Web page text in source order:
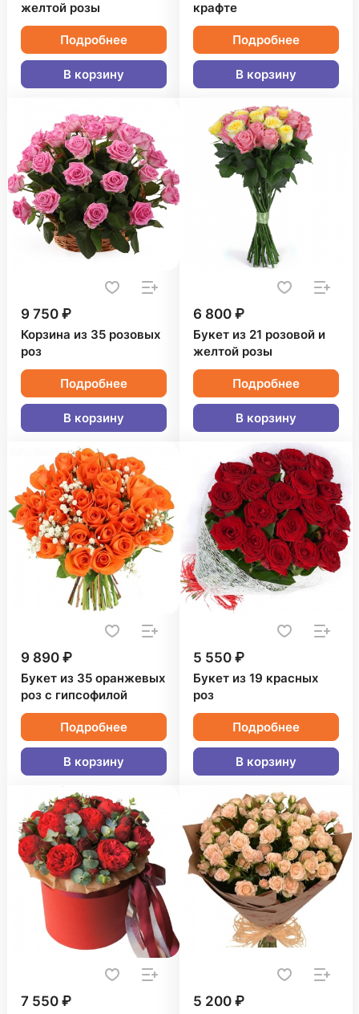
желтой розы
Подробнее
В корзину
крафте
Подробнее
В корзину
9 750 ₽
Корзина из 35 розовых
роз
Подробнее
В корзину
6 800 ₽
Букет из 21 розовой и
желтой розы
Подробнее
В корзину
9 890 ₽
Букет из 35 оранжевых
роз с гипсофилой
Подробнее
В корзину
5 550 ₽
Букет из 19 красных
роз
Подробнее
В корзину
7 550 ₽ 5 200 ₽